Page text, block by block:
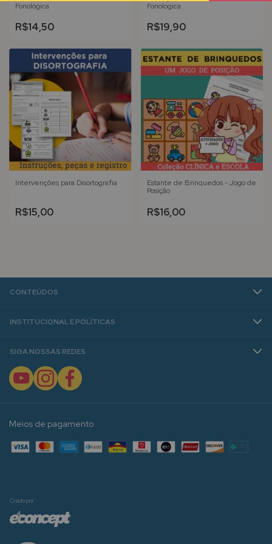
Fonológica
R$14,50
Fonológica
R$19,90
Intervenções para Disortografia
R$15,00
Estante de Brinquedos - Jogo de
Posição
R$16,00
CONTEÚDOS
INSTITUCIONAL E POLÍTICAS
SIGA NOSSAS REDES
Meios de pagamento
Criado por: